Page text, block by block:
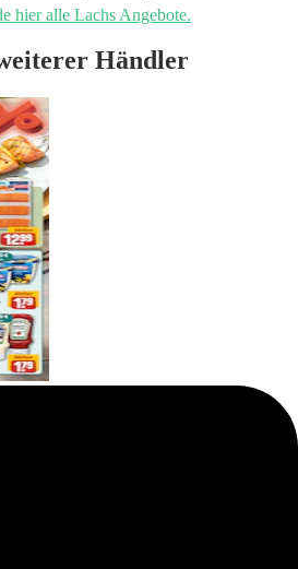
hier alle Lachs Angebote.
Händler